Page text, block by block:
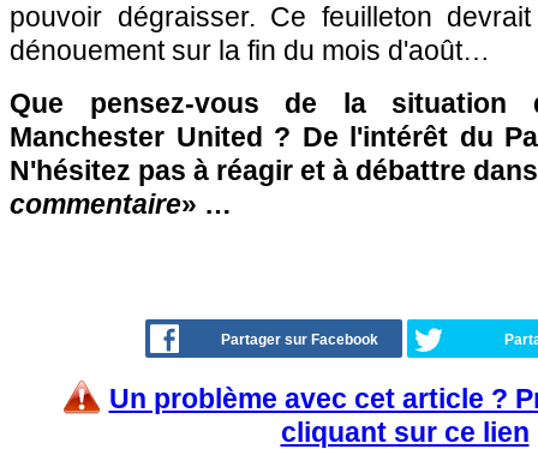
pouvoir dégraisser. Ce feuilleton
dénouement sur la fin du mois d'août…
Que pensez-vous de la situation
Manchester United ? De l'intérêt du
N'hésitez pas à réagir et à débattre
commentaire» …
Partager sur Facebook
Un problème avec cet article ?
cliquant sur ce lien